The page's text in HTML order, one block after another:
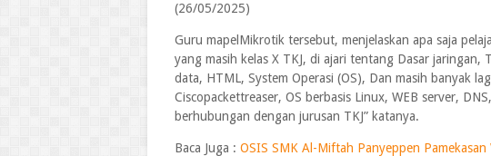
(26/05/2025)
Guru mapelMikrotik tersebut, menjelaskan apa saja
yang masih kelas X TKJ, di ajari tentang Dasar
data, HTML, System Operasi (OS), Dan masih banyak
Ciscopackettreaser, OS berbasis Linux, WEB server,
berhubungan dengan jurusan TKJ” katanya.
Baca Juga : OSIS SMK Al-Miftah Panyeppen